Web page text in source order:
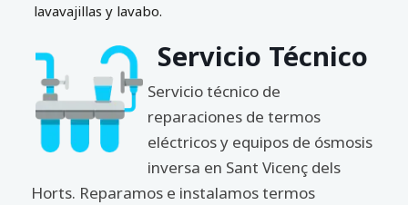
lavavajillas y lavabo.
Servicio Técnico
Servicio técnico de
reparaciones de termos
eléctricos y equipos de ósmosis
inversa en Sant Vicenç dels
Horts. Reparamos e instalamos termos